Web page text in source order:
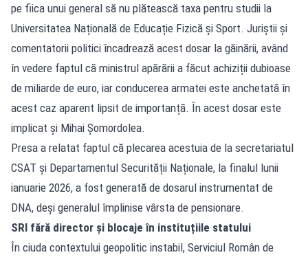
pe fiica unui general să nu plătească taxa pentru studii la
Universitatea Națională de Educație Fizică și Sport. Juriștii și
comentatorii politici încadrează acest dosar la găinării, având
în vedere faptul că ministrul apărării a făcut achiziții dubioase
de miliarde de euro, iar conducerea armatei este anchetată în
acest caz aparent lipsit de importanță. În acest dosar este
implicat și Mihai Șomordolea.
Presa a relatat faptul că plecarea acestuia de la secretariatul
CSAT și Departamentul Securității Naționale, la finalul lunii
ianuarie 2026, a fost generată de dosarul instrumentat de
DNA, deși generalul împlinise vârsta de pensionare.
SRI fără director și blocaje în instituțiile statului
În ciuda contextului geopolitic instabil, Serviciul Român de